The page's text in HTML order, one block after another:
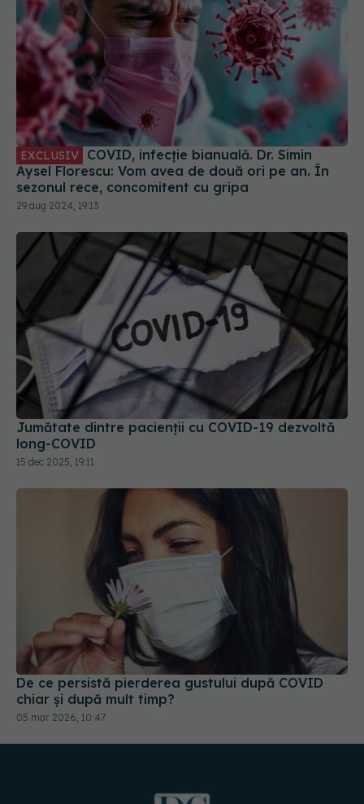
EXCLUSIV COVID, infecție bianuală. Dr. Simin
Aysel Florescu: Vom avea de două ori pe an. În
sezonul rece, concomitent cu gripa
29 aug 2024, 19:13
Jumătate dintre pacienții cu COVID-19 dezvoltă
long-COVID
15 dec 2025, 19:11
De ce persistă pierderea gustului după COVID
chiar și după mult timp?
05 mar 2026, 10:47